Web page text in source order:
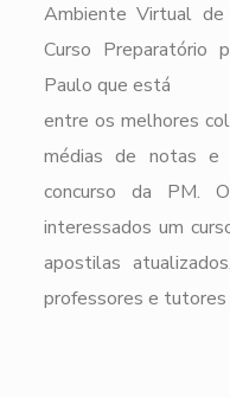
Ambiente Virtual de
Curso Preparatório
Paulo que está
entre os melhores
médias de notas e
concurso da PM.
interessados um
apostilas
professores e tutores